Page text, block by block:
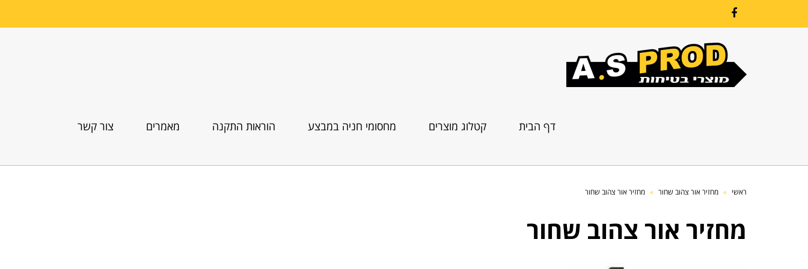
דף הבית קטלוג מוצרים מחסומי חניה במבצע הוראות התקנה מאמרים צור קשר
ראשי » מחזיר אור צהוב שחור » מחזיר אור צהוב שחור
מחזיר אור צהוב שחור